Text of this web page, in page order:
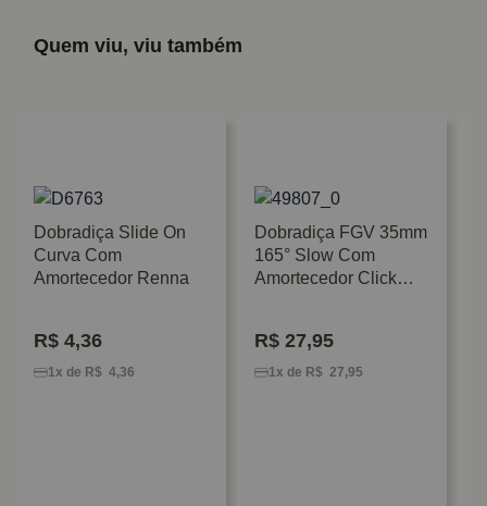
Quem viu, viu também
Dobradiça Slide On
Curva Com
Amortecedor Renna
R$ 4,36
1x de R$ 4,36
Dobradiça FGV 35mm
165° Slow Com
Amortecedor Click
R$ 27,95
1x de R$ 27,95